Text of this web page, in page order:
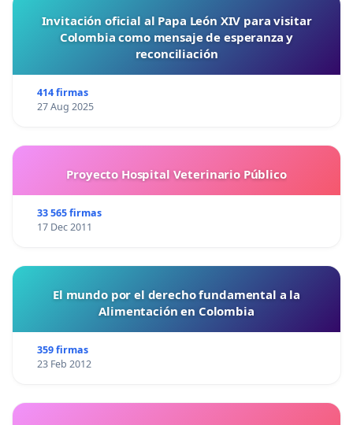
Invitación oficial al Papa León XIV para visitar
Colombia como mensaje de esperanza y
reconciliación
414 firmas
27 Aug 2025
Proyecto Hospital Veterinario Público
33 565 firmas
17 Dec 2011
El mundo por el derecho fundamental a la
Alimentación en Colombia
359 firmas
23 Feb 2012